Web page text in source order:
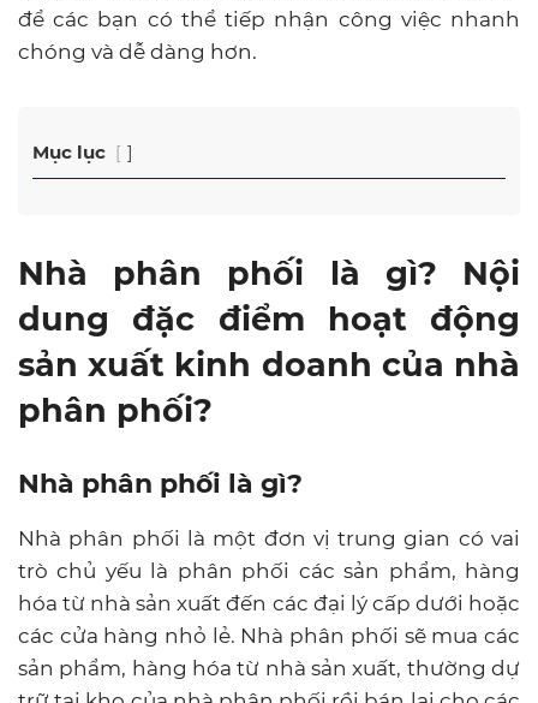
để các bạn có thể tiếp nhận công việc nhanh
chóng và dễ dàng hơn.
Mục lục
Nhà phân phối là gì? Nội
dung đặc điểm hoạt động
sản xuất kinh doanh của nhà
phân phối?
Nhà phân phối là gì?
Nhà phân phối là một đơn vị trung gian có vai
trò chủ yếu là phân phối các sản phẩm, hàng
hóa từ nhà sản xuất đến các đại lý cấp dưới hoặc
các cửa hàng nhỏ lẻ. Nhà phân phối sẽ mua các
sản phẩm, hàng hóa từ nhà sản xuất, thường dự